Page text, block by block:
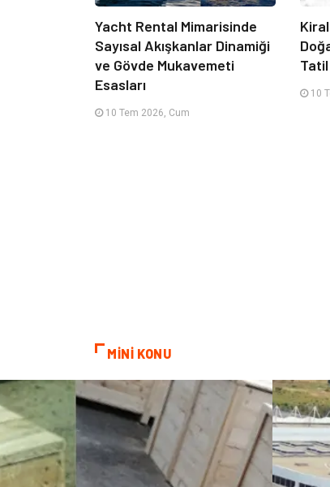
Yacht Rental Mimarisinde
Sayısal Akışkanlar Dinamiği
ve Gövde Mukavemeti
Esasları
10 Tem 2026, Cum
10
MİNİ KONU